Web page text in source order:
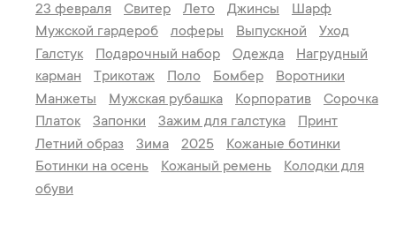
23 февраля
Свитер Лето Джинсы
Шарф
Мужской гардероб
лоферы Выпускной
Уход
Галстук
Подарочный набор Одежда
Нагрудный
карман
Трикотаж Поло Бомбер
Воротники
Манжеты
Мужская рубашка Корпоратив
Сорочка
Платок
Запонки Зажим для галстука
Принт
Летний образ
Зима 2025
Кожаные ботинки
Ботинки на осень
Кожаный ремень
Колодки для
обуви